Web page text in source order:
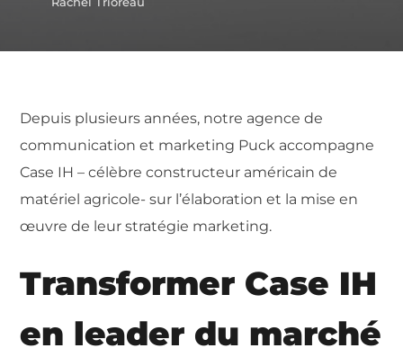
Depuis plusieurs années, notre agence de
communication et marketing Puck accompagne
Case IH – célèbre constructeur américain de
matériel agricole- sur l’élaboration et la mise en
œuvre de leur stratégie marketing.
Transformer Case IH
en leader du marché